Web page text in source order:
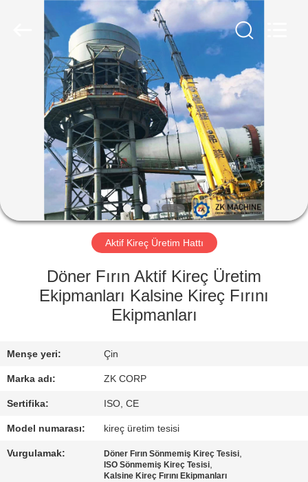
ÜRÜNLER
VIDEOLAR
SG
GÖSTERISI
HAKKIMIZDA
FABRIKA
KALITE
KONTROL
BIZE
Aktif Kireç Üretim Hattı
Döner Fırın Aktif Kireç Üretim
Ekipmanları Kalsine Kireç Fırını
Ekipmanları
Menşe yeri: Çin
Marka adı: ZK CORP
Sertifika: ISO, CE
Model numarası: kireç üretim tesisi
Vurgulamak: Döner Fırın Sönmemiş Kireç Tesisi,
ISO Sönmemiş Kireç Tesisi,
Kalsine Kireç Fırını Ekipmanları